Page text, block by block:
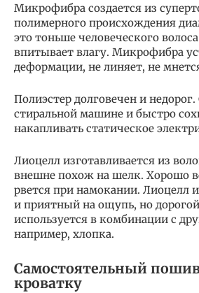
Микрофибра создается из
полимерного происхождения
это тоньше человеческого
впитывает влагу. Микрофибра
деформации, не линяет, не
Полиэстер долговечен и недорог.
стиральной машине и быстро
накапливать статическое
Лиоцелл изготавливается из
внешне похож на шелк. Хорошо
рвется при намокании. Лиоцелл
и приятный на ощупь, но
используется в комбинации с
например, хлопка.
Самостоятельный
кроватку